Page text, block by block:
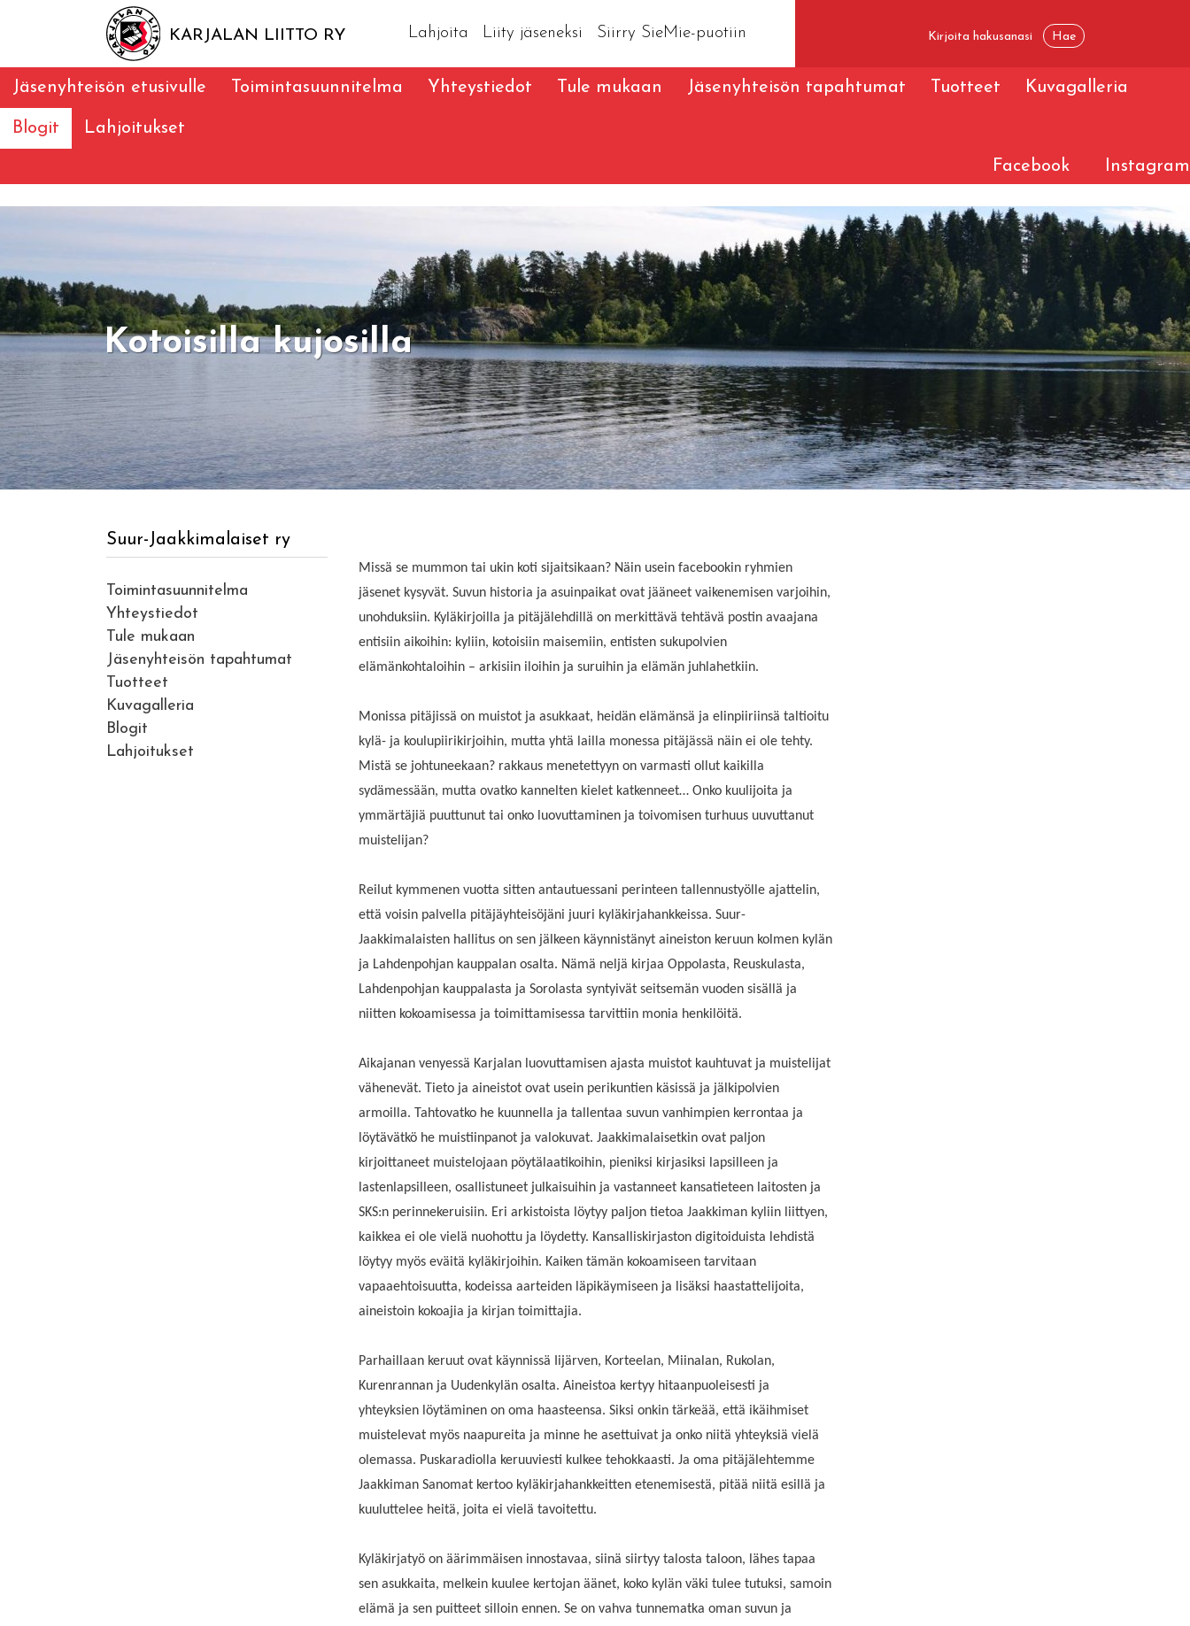
KARJALAN LIITTO RY Lahjoita Liity jäseneksi Siirry SieMie-puotiin
Jäsenyhteisön etusivulle Toimintasuunnitelma Yhteystiedot Tule mukaan Jäsenyhteisön tapahtumat Tuotteet Kuvagalleria
Blogit Lahjoitukset
Facebook Instagram
Kotoisilla kujosilla
Suur-Jaakkimalaiset ry
Toimintasuunnitelma
Yhteystiedot
Tule mukaan
Jäsenyhteisön tapahtumat
Tuotteet
Kuvagalleria
Blogit
Lahjoitukset
Missä se mummon tai ukin koti sijaitsikaan? Näin usein facebookin ryhmien
jäsenet kysyvät. Suvun historia ja asuinpaikat ovat jääneet vaikenemisen varjoihin,
unohduksiin. Kyläkirjoilla ja pitäjälehdillä on merkittävä tehtävä postin avaajana
entisiin aikoihin: kyliin, kotoisiin maisemiin, entisten sukupolvien
elämänkohtaloihin – arkisiin iloihin ja suruihin ja elämän juhlahetkiin.
Monissa pitäjissä on muistot ja asukkaat, heidän elämänsä ja elinpiiriinsä taltioitu
kylä- ja koulupiirikirjoihin, mutta yhtä lailla monessa pitäjässä näin ei ole tehty.
Mistä se johtuneekaan? rakkaus menetettyyn on varmasti ollut kaikilla
sydämessään, mutta ovatko kannelten kielet katkenneet… Onko kuulijoita ja
ymmärtäjiä puuttunut tai onko luovuttaminen ja toivomisen turhuus uuvuttanut
muistelijan?
Reilut kymmenen vuotta sitten antautuessani perinteen tallennustyölle ajattelin,
että voisin palvella pitäjäyhteisöjäni juuri kyläkirjahankkeissa. Suur-
Jaakkimalaisten hallitus on sen jälkeen käynnistänyt aineiston keruun kolmen kylän
ja Lahdenpohjan kauppalan osalta. Nämä neljä kirjaa Oppolasta, Reuskulasta,
Lahdenpohjan kauppalasta ja Sorolasta syntyivät seitsemän vuoden sisällä ja
niitten kokoamisessa ja toimittamisessa tarvittiin monia henkilöitä.
Aikajanan venyessä Karjalan luovuttamisen ajasta muistot kauhtuvat ja muistelijat
vähenevät. Tieto ja aineistot ovat usein perikuntien käsissä ja jälkipolvien
armoilla. Tahtovatko he kuunnella ja tallentaa suvun vanhimpien kerrontaa ja
löytävätkö he muistiinpanot ja valokuvat. Jaakkimalaisetkin ovat paljon
kirjoittaneet muistelojaan pöytälaatikoihin, pieniksi kirjasiksi lapsilleen ja
lastenlapsilleen, osallistuneet julkaisuihin ja vastanneet kansatieteen laitosten ja
SKS:n perinnekeruisiin. Eri arkistoista löytyy paljon tietoa Jaakkiman kyliin liittyen,
kaikkea ei ole vielä nuohottu ja löydetty. Kansalliskirjaston digitoiduista lehdistä
löytyy myös eväitä kyläkirjoihin. Kaiken tämän kokoamiseen tarvitaan
vapaaehtoisuutta, kodeissa aarteiden läpikäymiseen ja lisäksi haastattelijoita,
aineistoin kokoajia ja kirjan toimittajia.
Parhaillaan keruut ovat käynnissä Iijärven, Korteelan, Miinalan, Rukolan,
Kurenrannan ja Uudenkylän osalta. Aineistoa kertyy hitaanpuoleisesti ja
yhteyksien löytäminen on oma haasteensa. Siksi onkin tärkeää, että ikäihmiset
muistelevat myös naapureita ja minne he asettuivat ja onko niitä yhteyksiä vielä
olemassa. Puskaradiolla keruuviesti kulkee tehokkaasti. Ja oma pitäjälehtemme
Jaakkiman Sanomat kertoo kyläkirjahankkeitten etenemisestä, pitää niitä esillä ja
kuuluttelee heitä, joita ei vielä tavoitettu.
Kyläkirjatyö on äärimmäisen innostavaa, siinä siirtyy talosta taloon, lähes tapaa
sen asukkaita, melkein kuulee kertojan äänet, koko kylän väki tulee tutuksi, samoin
elämä ja sen puitteet silloin ennen. Se on vahva tunnematka oman suvun ja